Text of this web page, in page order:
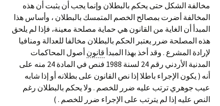
مخالفة الشكل حتى يحكم بالبطلان وإنما يجب أن يثبت أن هذه
المخالفة أضرت بمصالح الخصم المتمسك بالبطلان ، وأساس هذا
المبدأ أن الغاية من القانون هي حماية مصلحة معينة، فإذا لم يلحق
هذه المصلحة ضرر يعتبر الحكم بالبطلان مخالفا للعدالة ومنافيا
لإرادة المشرع . وقد أخذ بهذا المبدأ قانون أصول المحاكمات
المدنية الأردني رقم 24 لسنة 1988 فنص في المادة 24 منه على
أنه ( يكون الإجراء باطلا إذا نص القانون على بطلانه أو إذا شابه
عيب جوهري ترتب عليه ضرر للخصم . ولا يحكم بالبطلان رغم
النص عليه إذا لم يترتب على الإجراء ضرر للخصم . )